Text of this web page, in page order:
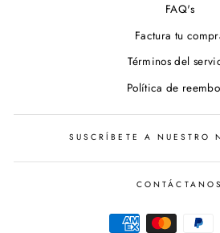
FAQ's
Factura tu
Términos del
Política de
SUSCRÍBETE A NUESTRO
CONTÁCTANOS